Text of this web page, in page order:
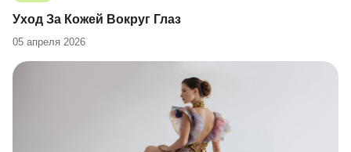
Уход За Кожей Вокруг Глаз
05 апреля 2026